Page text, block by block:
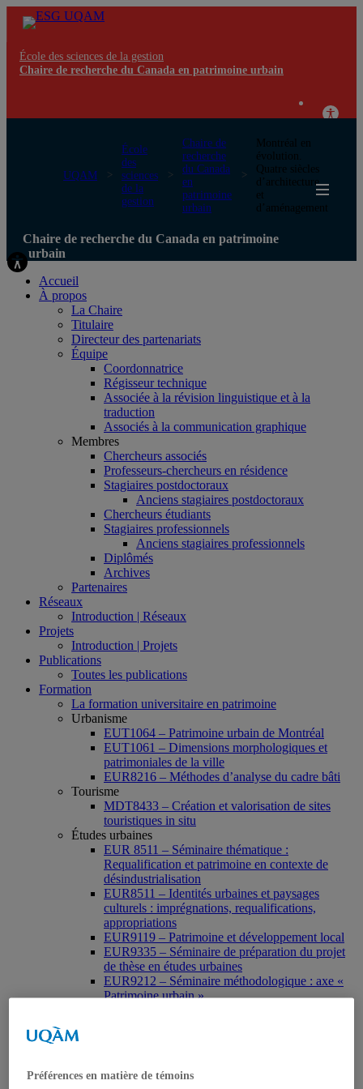
École des sciences de la gestion
Chaire de recherche du Canada en patrimoine urbain
UQAM
École
des
sciences
de la
gestion
Chaire de
recherche
du Canada
en
patrimoine
urbain
Montréal en
évolution.
Quatre siècles
d’architecture
et
d’aménagement
Chaire de recherche du Canada en patrimoine
urbain
Accueil
À propos
La Chaire
Titulaire
Directeur des partenariats
Équipe
Coordonnatrice
Régisseur technique
Associée à la révision linguistique et à la
traduction
Associés à la communication graphique
Membres
Chercheurs associés
Professeurs-chercheurs en résidence
Stagiaires postdoctoraux
Anciens stagiaires postdoctoraux
Chercheurs étudiants
Stagiaires professionnels
Anciens stagiaires professionnels
Diplômés
Archives
Partenaires
Réseaux
Introduction | Réseaux
Projets
Introduction | Projets
Publications
Toutes les publications
Formation
La formation universitaire en patrimoine
Urbanisme
EUT1064 – Patrimoine urbain de Montréal
EUT1061 – Dimensions morphologiques et
patrimoniales de la ville
EUR8216 – Méthodes d’analyse du cadre bâti
Tourisme
MDT8433 – Création et valorisation de sites
touristiques in situ
Études urbaines
EUR 8511 – Séminaire thématique :
Requalification et patrimoine en contexte de
désindustrialisation
EUR8511 – Identités urbaines et paysages
culturels : imprégnations, requalifications,
appropriations
EUR9119 – Patrimoine et développement local
EUR9335 – Séminaire de préparation du projet
de thèse en études urbaines
EUR9212 – Séminaire méthodologique : axe «
Patrimoine urbain »
Muséologie, médiation et patrimoine
Histoire de l’art
HAR2644 – Animation, communications,
Préférences en matière de témoins